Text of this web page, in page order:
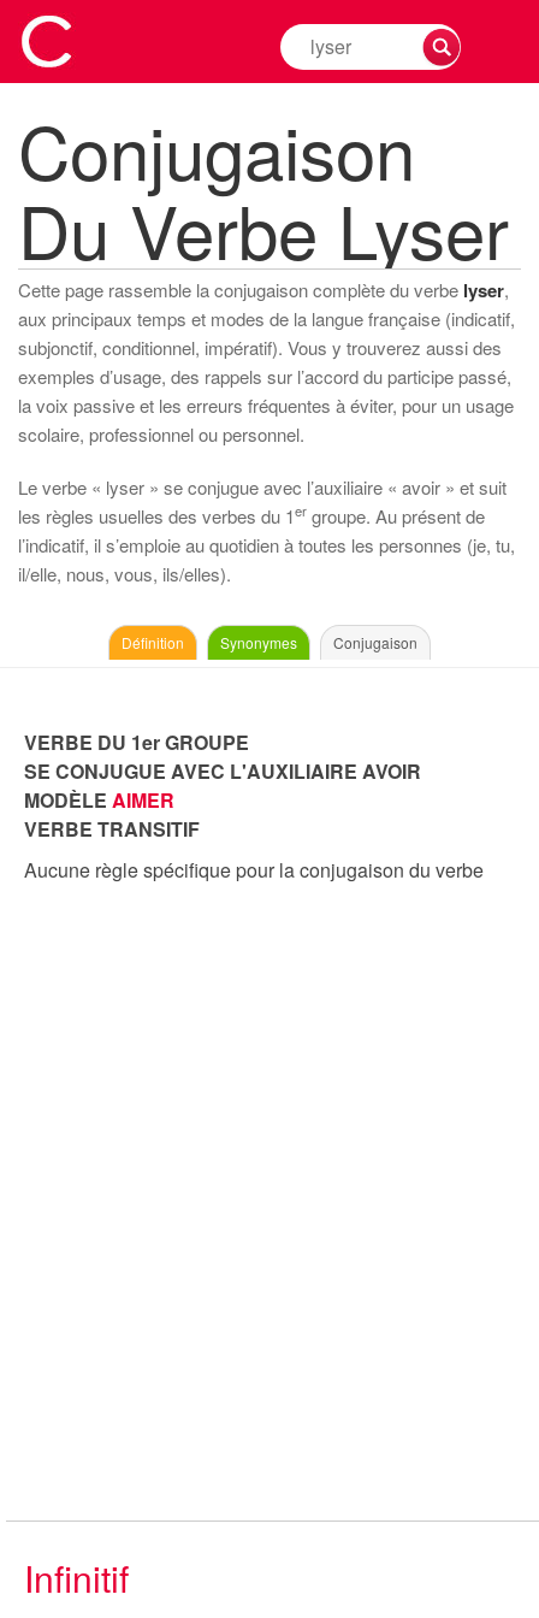
Rechercher
la
d'un
verbe
Conjugaison
Du Verbe Lyser
Cette page rassemble la conjugaison complète du verbe lyser,
aux principaux temps et modes de la langue française (indicatif,
subjonctif, conditionnel, impératif). Vous y trouverez aussi des
exemples d’usage, des rappels sur l’accord du participe passé,
la voix passive et les erreurs fréquentes à éviter, pour un usage
scolaire, professionnel ou personnel.
Le verbe « lyser » se conjugue avec l’auxiliaire « avoir » et suit
les règles usuelles des verbes du 1er groupe. Au présent de
l’indicatif, il s’emploie au quotidien à toutes les personnes (je, tu,
il/elle, nous, vous, ils/elles).
Définition Synonymes Conjugaison
VERBE DU 1er GROUPE
SE CONJUGUE AVEC L'AUXILIAIRE AVOIR
MODÈLE AIMER
VERBE TRANSITIF
Aucune règle spécifique pour la conjugaison du verbe
Infinitif